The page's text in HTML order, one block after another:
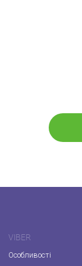
VIBER
Особливості